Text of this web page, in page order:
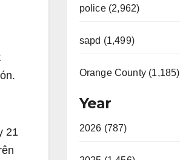
21
police (2,962)
sapd (1,499)
Orange County (1,185)
Year
2026 (787)